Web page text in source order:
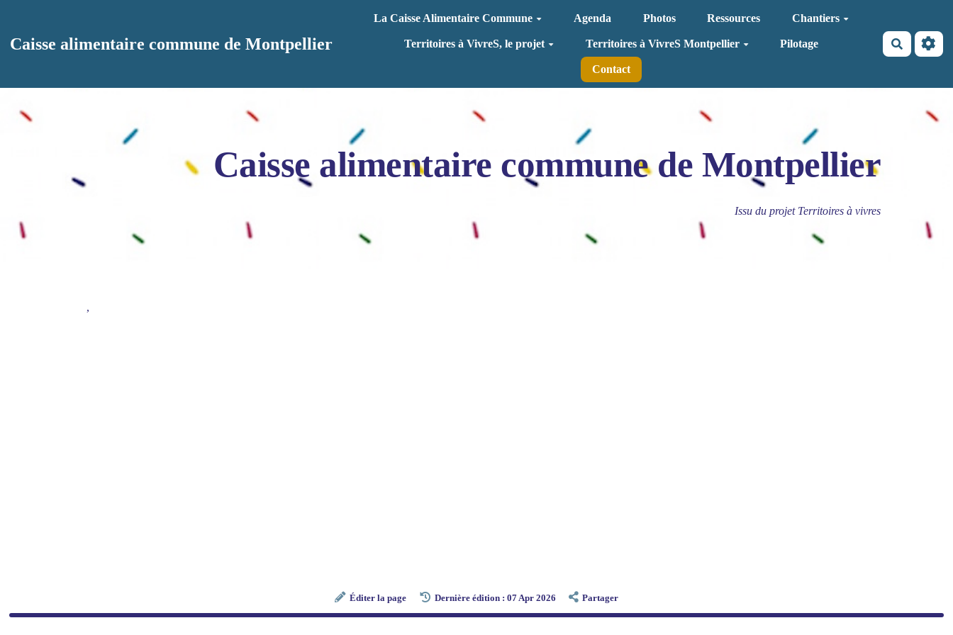
Caisse alimentaire commune de Montpellier
La Caisse Alimentaire Commune Agenda Photos Ressources Chantiers
Territoires à VivreS, le projet Territoires à VivreS Montpellier Pilotage
Contact
Caisse alimentaire commune de Montpellier
Issu du projet Territoires à vivres
,
Éditer la page Dernière édition : 07 Apr 2026 Partager